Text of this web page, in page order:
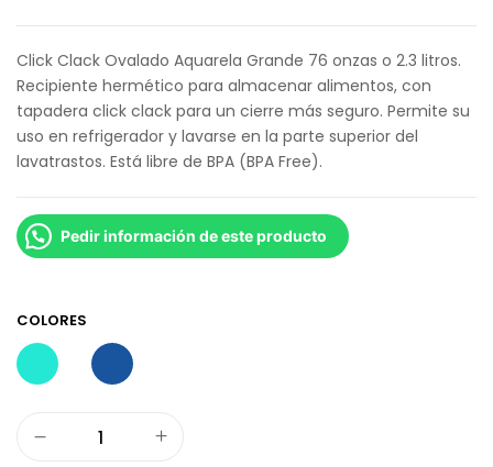
Click Clack Ovalado Aquarela Grande 76 onzas o 2.3 litros.
Recipiente hermético para almacenar alimentos, con
tapadera click clack para un cierre más seguro. Permite su
uso en refrigerador y lavarse en la parte superior del
lavatrastos. Está libre de BPA (BPA Free).
Pedir información de este producto
COLORES